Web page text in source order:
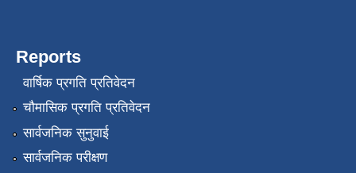
Reports
वार्षिक प्रगति प्रतिवेदन
चौमासिक प्रगति प्रतिवेदन
सार्वजनिक सुनुवाई
सार्वजनिक परीक्षण